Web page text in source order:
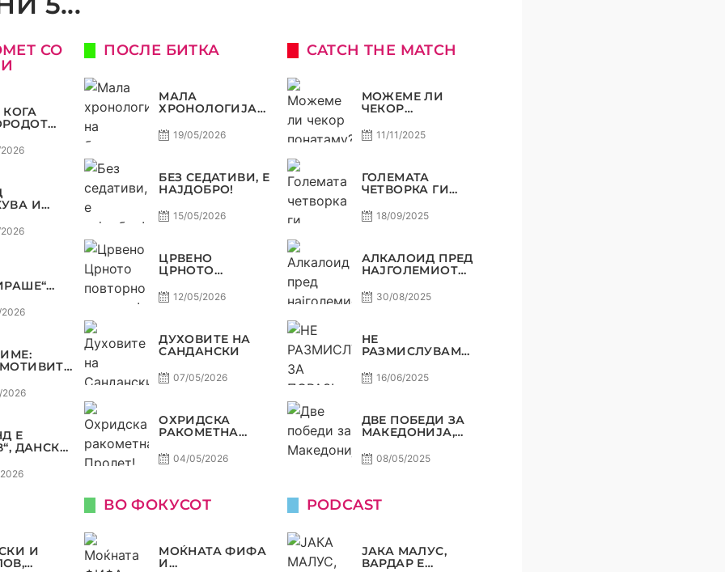
СО
КОГА
А
И
НА
ВО
ДАГУР
Е
ДАНСКА
И
СЕ
НЕ СЕ
ПОСЛЕ БИТКА
МАЛА
ХРОНОЛОГИЈА
ЗА СВЕТСКО
19/05/2026
БЕЗ СЕДАТИВИ, Е
НАЈДОБРО!
15/05/2026
ЦРВЕНО
ЦРНОТО
МОДА!
12/05/2026
ДУХОВИТЕ НА
САНДАНСКИ
07/05/2026
ОХРИДСКА
РАКОМЕТНА
04/05/2026
CATCH THE MATCH
МОЖЕМЕ ЛИ
ЧЕКОР
11/11/2025
ГОЛЕМАТА
ЧЕТВОРКА ГИ
КОПЈАТА
18/09/2025
АЛКАЛОИД ПРЕД
НАЈГОЛЕМИОТ
ПРЕДИЗВИК!
30/08/2025
НЕ
РАЗМИСЛУВАМЕ
СТОЈАНОВИЌ
16/06/2025
ДВЕ ПОБЕДИ ЗА
МАКЕДОНИЈА,
СМЕЕ ДА ИМА!
08/05/2025
И
ВО ФОКУСОТ
МОЌНАТА ФИФА
И
PODCAST
ЈАКА МАЛУС,
ВАРДАР Е